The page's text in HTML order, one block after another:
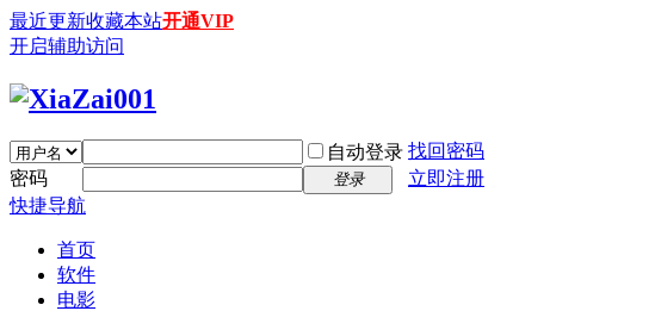
最近更新收藏本站开通VIP
开启辅助访问
自动登录 找回密码
密码
登录
立即注册
快捷导航
首页
软件
电影